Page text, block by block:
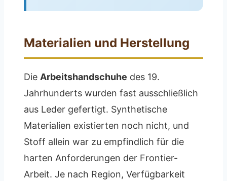
Materialien und Herstellung
Die Arbeitshandschuhe des 19.
Jahrhunderts wurden fast ausschließlich
aus Leder gefertigt. Synthetische
Materialien existierten noch nicht, und
Stoff allein war zu empfindlich für die
harten Anforderungen der Frontier-
Arbeit. Je nach Region, Verfügbarkeit